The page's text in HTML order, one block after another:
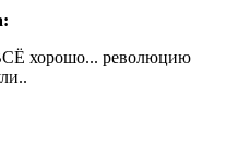
хорошо... революцию